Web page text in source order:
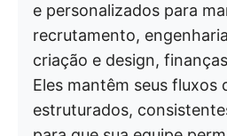
e personalizados para
recrutamento,
criação e design,
Eles mantêm seus fluxos
estruturados,